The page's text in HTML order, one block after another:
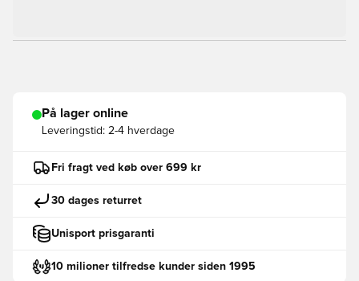
På lager online
Leveringstid: 2-4 hverdage
Fri fragt ved køb over 699 kr
30 dages returret
Unisport prisgaranti
10 milioner tilfredse kunder siden 1995